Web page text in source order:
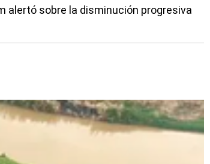
alertó sobre la disminución progresiva